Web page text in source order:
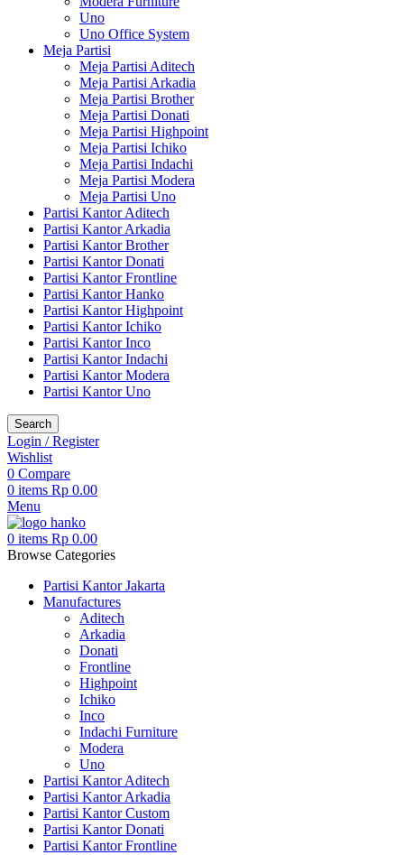
Uno
Uno Office System
Meja Partisi
Meja Partisi Aditech
Meja Partisi Arkadia
Meja Partisi Brother
Meja Partisi Donati
Meja Partisi Highpoint
Meja Partisi Ichiko
Meja Partisi Indachi
Meja Partisi Modera
Meja Partisi Uno
Partisi Kantor Aditech
Partisi Kantor Arkadia
Partisi Kantor Brother
Partisi Kantor Donati
Partisi Kantor Frontline
Partisi Kantor Hanko
Partisi Kantor Highpoint
Partisi Kantor Ichiko
Partisi Kantor Inco
Partisi Kantor Indachi
Partisi Kantor Modera
Partisi Kantor Uno
Search
Login / Register
Wishlist
0 Compare
0 items Rp 0.00
Menu
0 items Rp 0.00
Browse Categories
Partisi Kantor Jakarta
Manufactures
Aditech
Arkadia
Donati
Frontline
Highpoint
Ichiko
Inco
Indachi Furniture
Modera
Uno
Partisi Kantor Aditech
Partisi Kantor Arkadia
Partisi Kantor Custom
Partisi Kantor Donati
Partisi Kantor Frontline